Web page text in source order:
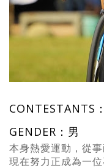
CONTESTANTS
GENDER：男
本身熱愛運動，從
現在努力正成為一